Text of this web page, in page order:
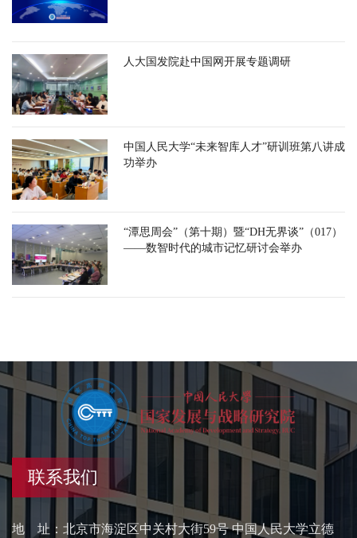
人大国发院赴中国网开展专题调研
中国人民大学“未来智库人才”研训班第八讲成
功举办
“潭思周会”（第十期）暨“DH无界谈”（017）
——数智时代的城市记忆研讨会举办
联系我们
地 址：北京市海淀区中关村大街59号 中国人民大学立德